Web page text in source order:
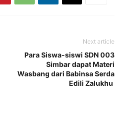
Next article
Para Siswa-siswi SDN 003
Simbar dapat Materi
Wasbang dari Babinsa Serda
Edili Zalukhu